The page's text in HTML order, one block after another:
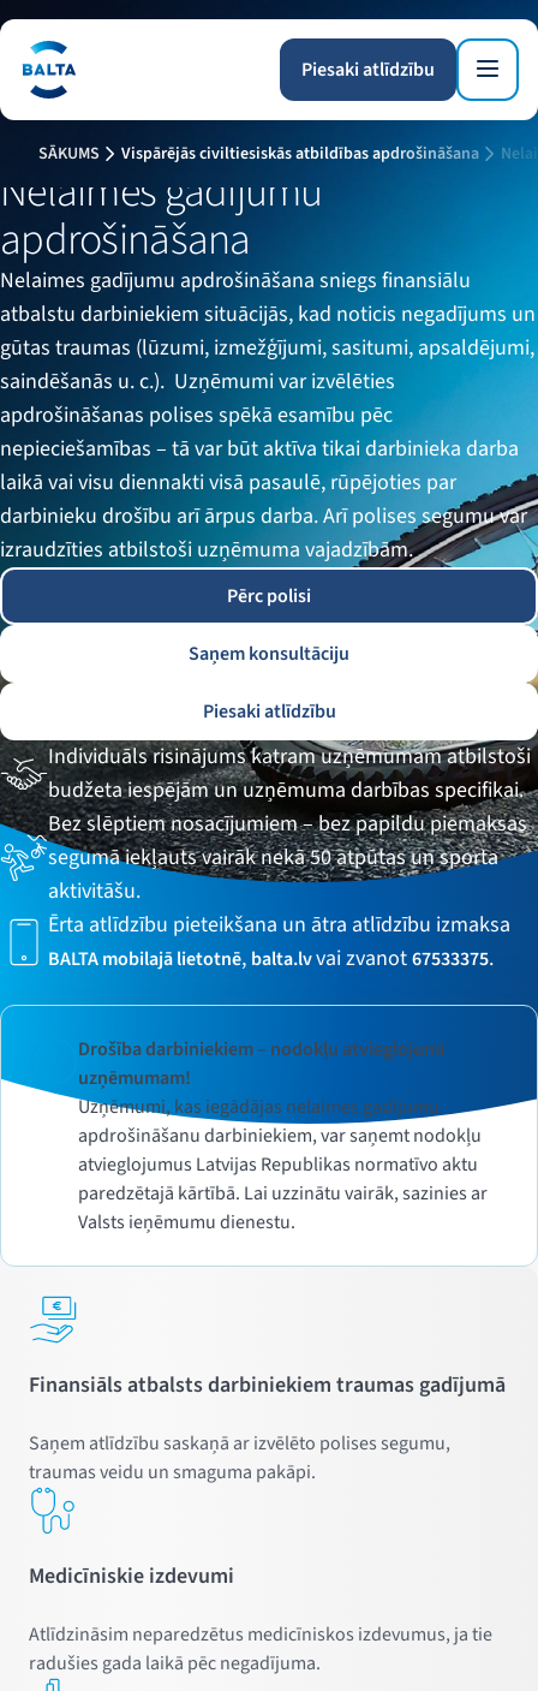
Piesaki atlīdzību
SĀKUMS Vispārējās civiltiesiskās atbildības apdrošināšana
Nelaimes gadījumu
apdrošināšana
Nelaimes gadījumu apdrošināšana sniegs finansiālu
atbalstu darbiniekiem situācijās, kad noticis negadījums un
gūtas traumas (lūzumi, izmežģījumi, sasitumi, apsaldējumi,
saindēšanās u. c.). Uzņēmumi var izvēlēties
apdrošināšanas polises spēkā esamību pēc
nepieciešamības – tā var būt aktīva tikai darbinieka darba
laikā vai visu diennakti visā pasaulē, rūpējoties par
darbinieku drošību arī ārpus darba. Arī polises segumu var
izraudzīties atbilstoši uzņēmuma vajadzībām.
Individuāls risinājums katram uzņēmumam atbilstoši
budžeta iespējām un uzņēmuma darbības specifikai.
Bez slēptiem nosacījumiem – bez papildu piemaksas
segumā iekļauts vairāk nekā 50 atpūtas un sporta
aktivitāšu.
Ērta atlīdzību pieteikšana un ātra atlīdzību izmaksa
BALTA mobilajā lietotnē, balta.lvvai zvanot67533375.
Pērc polisi
Saņem konsultāciju
Piesaki atlīdzību
Drošība darbiniekiem – nodokļu atvieglojumi
uzņēmumam!
Uzņēmumi, kas iegādājas nelaimes gadījumu
apdrošināšanu darbiniekiem, var saņemt nodokļu
atvieglojumus Latvijas Republikas normatīvo aktu
paredzētajā kārtībā. Lai uzzinātu vairāk, sazinies ar
Valsts ieņēmumu dienestu.
Finansiāls atbalsts darbiniekiem traumas gadījumā
Saņem atlīdzību saskaņā ar izvēlēto polises segumu,
traumas veidu un smaguma pakāpi.
Medicīniskie izdevumi
Atlīdzināsim neparedzētus medicīniskos izdevumus, ja tie
radušies gada laikā pēc negadījuma.